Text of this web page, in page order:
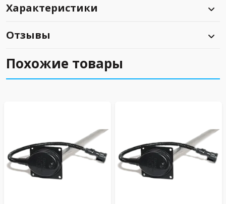
Характеристики
Отзывы
Похожие товары